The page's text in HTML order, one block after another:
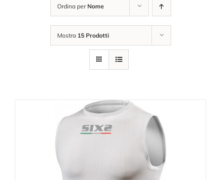
Ordina per Nome
Mostra 15 Prodotti